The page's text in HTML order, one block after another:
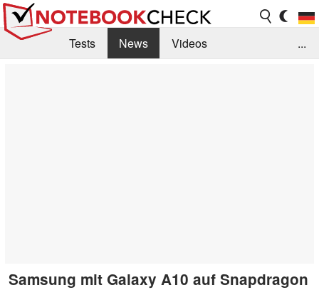
Tests News
Videos
...
Samsung mit Galaxy A10 auf Snapdragon